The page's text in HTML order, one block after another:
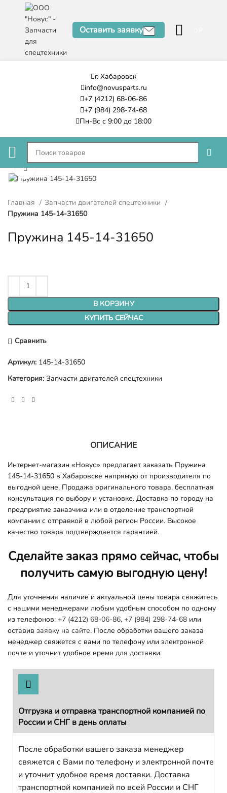
Оставить заявку
г. Хабаровск
info@novusparts.ru
+7 (4212) 68-06-86
+7 (984) 298-74-68
Пн-Вс с 9:00 до 18:00
Нажмите, чтобы увеличить
Главная
Запчасти двигателей спецтехники
Пружина 145-14-31650
Пружина 145-14-31650
В КОРЗИНУ
КУПИТЬ СЕЙЧАС
Сравнить
Артикул: 145-14-31650
Категория: Запчасти двигателей спецтехники
ОПИСАНИЕ
Интернет-магазин «Новус» предлагает заказать Пружина
145-14-31650 в Хабаровске напрямую от производителя по
выгодной цене. Продажа оригинального товара, бесплатная
консультация по выбору и установке. Доставка по городу на
предприятие заказчика или в отделение транспортной
компании с отправкой в любой регион России. Высокое
качество товара подтверждается гарантией.
Сделайте заказ прямо сейчас, чтобы
получить самую выгодную цену!
Для уточнения наличие и актуальной цены товара свяжитесь
с нашими менеджерами любым удобным способом по одному
из телефонов: +7 (4212) 68-06-86, +7 (984) 298-74-68 или
оставив заявку на сайте. После обработки вашего заказа
менеджер свяжется с вами по телефону или электронной
почте и уточнит удобное время для доставки.
Отгрузка и отправка транспортной компанией по
России и СНГ в день оплаты
После обработки вашего заказа менеджер
свяжется с Вами по телефону и электронной почте
и уточнит удобное время доставки. Доставка
транспортной компанией по всей России и СНГ